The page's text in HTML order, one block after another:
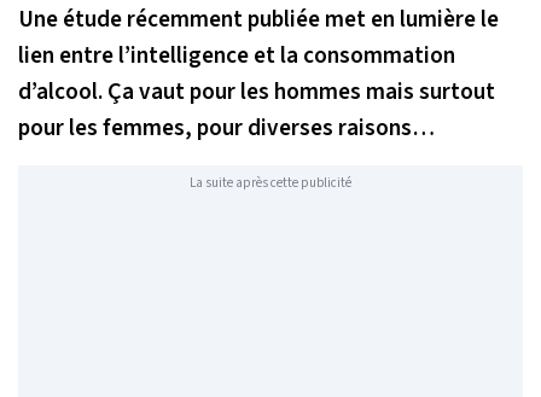
Une étude récemment publiée met en lumière le
lien entre l’intelligence et la consommation
d’alcool. Ça vaut pour les hommes mais surtout
pour les femmes, pour diverses raisons…
La suite après cette publicité